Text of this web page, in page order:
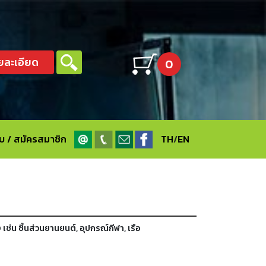
ะเอียด 0
/ สมัครสมาชิก TH/EN
ช่น ชิ้นส่วนยานยนต์, อุปกรณ์กีฬา, เรือ